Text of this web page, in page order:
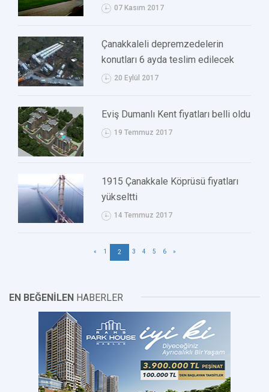
07 Kasım 2017
Çanakkaleli depremzedelerin
konutları 6 ayda teslim edilecek
20 Eylül 2017
Eviş Dumanlı Kent fiyatları belli oldu
19 Temmuz 2017
1915 Çanakkale Köprüsü fiyatları
yükseltti
14 Temmuz 2017
« 1 2 3 4 5 6 »
EN BEĞENİLEN HABERLER